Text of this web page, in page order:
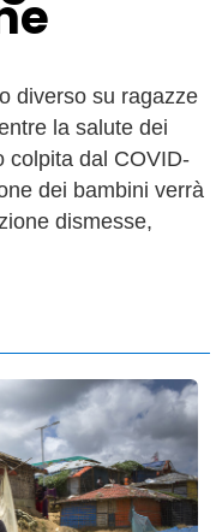
diverso su ragazze
la salute dei
colpita dal COVID-
dei bambini verrà
dismesse,